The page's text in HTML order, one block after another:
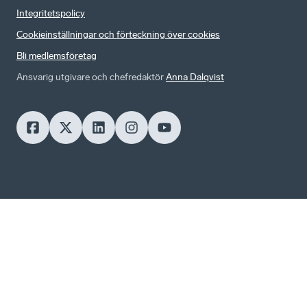
Integritetspolicy
Cookieinställningar och förteckning över cookies
Bli medlemsföretag
Ansvarig utgivare och chefredaktörAnna Dalqvist